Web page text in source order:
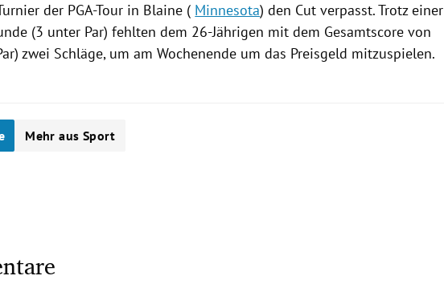
der PGA-Tour in Blaine ( Minnesota) den Cut verpasst. Trotz einer
(3 unter Par) fehlten dem 26-Jährigen mit dem Gesamtscore von
zwei Schläge, um am Wochenende um das Preisgeld mitzuspielen.
Mehr aus Sport